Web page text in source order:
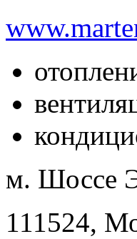
м. Шоссе
111524,